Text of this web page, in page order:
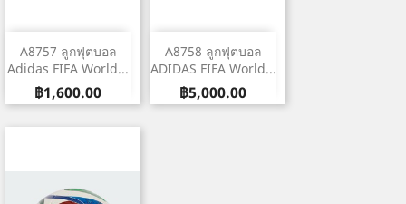
A8757 ลูกฟุตบอล
Adidas FIFA World...
ราคา
฿1,600.00
A8758 ลูกฟุตบอล
ADIDAS FIFA World...
ราคา
฿5,000.00